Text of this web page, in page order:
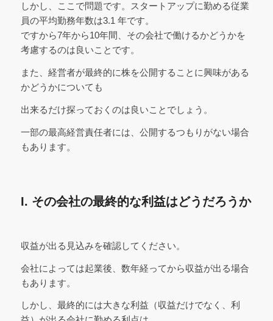
しかし、ここで問題です。スタートアップに勤める従業
員の平均勤務年数は3.1 年です。
ですから7年から10年間、その会社で働けるかどうかを
考慮するのは良いことです。
また、経営者が最終的に株を公開することに興味がある
かどうかについても
出来るだけ探っておくのは良いことでしょう。
一部の最高経営責任者には、公開するつもりがない場合
もあります。
I. その会社の最終的な利益はどうだろうか
収益が出る見込みを確認してください。
会社によっては起業後、数年経ってから収益が出る場合
もあります。
しかし、最終的には大きな利益（収益だけでなく、利